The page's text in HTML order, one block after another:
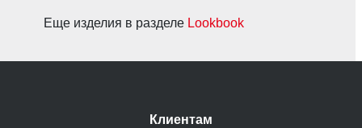
Еще изделия в разделе Lookbook
Клиентам